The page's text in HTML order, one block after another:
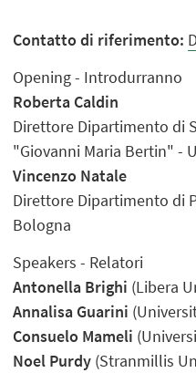
Contatto di riferimento:
Opening - Introdurranno
Roberta Caldin
Direttore Dipartimento di
"Giovanni Maria Bertin" -
Vincenzo Natale
Direttore Dipartimento di
Bologna
Speakers - Relatori
Antonella Brighi (Libera
Annalisa Guarini
Consuelo Mameli
Noel Purdy (Stranmillis